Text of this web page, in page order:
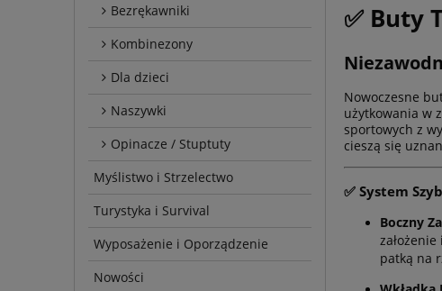
Bezrękawniki
Kombinezony
Dla dzieci
Naszywki
Opinacze / Stuptuty
Myślistwo i Strzelectwo
Turystyka i Survival
Wyposażenie i Oporządzenie
Nowości
✅ Buty
Nowoczesne
użytkowania w
sportowych z
cieszą się
✅ System
Boczny
patką na